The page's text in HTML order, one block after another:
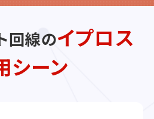
回線のイプロス
シーン